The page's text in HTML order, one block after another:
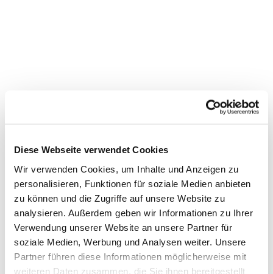
Diese Webseite verwendet Cookies
Wir verwenden Cookies, um Inhalte und Anzeigen zu
personalisieren, Funktionen für soziale Medien anbieten
zu können und die Zugriffe auf unsere Website zu
analysieren. Außerdem geben wir Informationen zu Ihrer
Verwendung unserer Website an unsere Partner für
soziale Medien, Werbung und Analysen weiter. Unsere
Partner führen diese Informationen möglicherweise mit
weiteren Daten zusammen, die Sie ihnen bereitgestellt